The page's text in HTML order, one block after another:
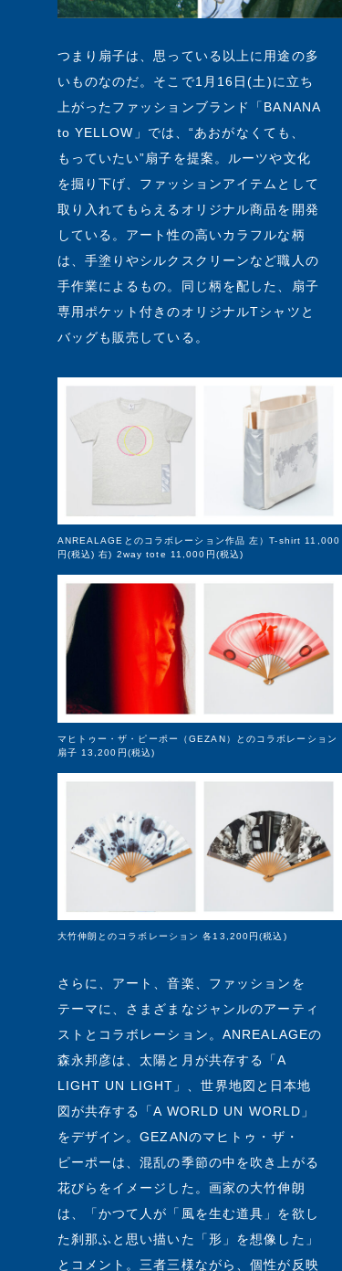
つまり扇子は、思っている以上に用途の多
いものなのだ。そこで1月16日(土)に立ち
上がったファッションブランド「BANANA
to YELLOW」では、“あおがなくても、
もっていたい”扇子を提案。ルーツや文化
を掘り下げ、ファッションアイテムとして
取り入れてもらえるオリジナル商品を開発
している。アート性の高いカラフルな柄
は、手塗りやシルクスクリーンなど職人の
手作業によるもの。同じ柄を配した、扇子
専用ポケット付きのオリジナルTシャツと
バッグも販売している。
ANREALAGEとのコラボレーション作品 左）T-shirt 11,000
円(税込) 右) 2way tote 11,000円(税込)
マヒトゥー・ザ・ピーポー（GEZAN）とのコラボレーション
扇子 13,200円(税込)
大竹伸朗とのコラボレーション 各13,200円(税込)
さらに、アート、音楽、ファッションを
テーマに、さまざまなジャンルのアーティ
ストとコラボレーション。ANREALAGEの
森永邦彦は、太陽と月が共存する「A
LIGHT UN LIGHT」、世界地図と日本地
図が共存する「A WORLD UN WORLD」
をデザイン。GEZANのマヒトゥ・ザ・
ピーポーは、混乱の季節の中を吹き上がる
花びらをイメージした。画家の大竹伸朗
は、「かつて人が「風を生む道具」を欲し
た刹那ふと思い描いた「形」を想像した」
とコメント。三者三様ながら、個性が反映